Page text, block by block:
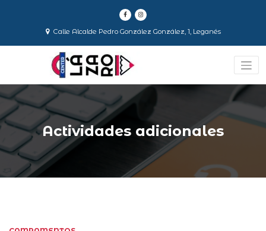
Calle Alcalde Pedro González González, 1, Leganés
Actividades adicionales